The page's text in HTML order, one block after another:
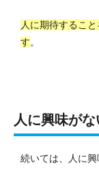
人に期待するこ
す。
人に興味が
続いては、人に興